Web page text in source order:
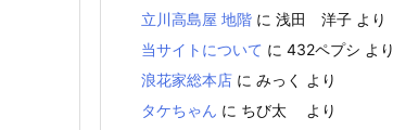
立川高島屋 地階 に 浅田 洋子 より
当サイトについて に 432ペプシ より
浪花家総本店 に みっく
より
タケちゃん に ちび太
より